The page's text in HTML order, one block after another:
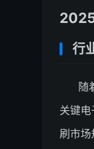
行
随
关键
刷市